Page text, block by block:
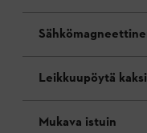
Leikkuupöytä
Mukava istuin